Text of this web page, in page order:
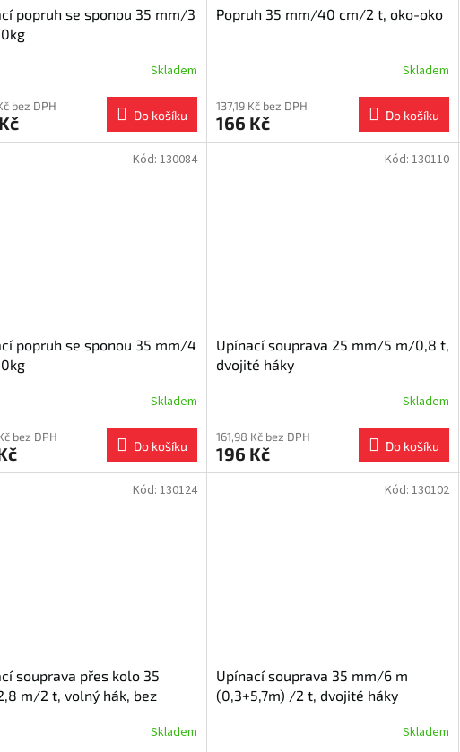
popruh se sponou 35 mm/3
Skladem
bez DPH
Do košíku
Popruh 35 mm/40 cm/2 t, oko-oko
Skladem
137,19 Kč bez DPH
166 Kč Do košíku
popruh se sponou 35 mm/4
Skladem
bez DPH
Do košíku
Kód: 130084
Upínací souprava 25 mm/5 m/0,8 t,
dvojité háky
Skladem
161,98 Kč bez DPH
196 Kč Do košíku
Kód: 130110
souprava přes kolo 35
m/2 t, volný hák, bez
Skladem
Kód: 130124
Upínací souprava 35 mm/6 m
(0,3+5,7m) /2 t, dvojité háky
Skladem
Kód: 130102